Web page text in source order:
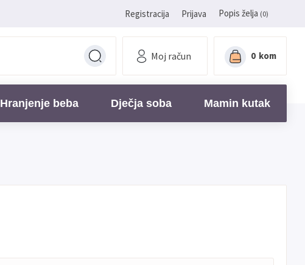
Registracija Prijava Popis želja (0)
Moj račun 0 kom
Hranjenje beba Dječja soba Mamin kutak